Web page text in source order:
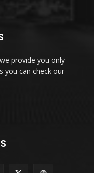
provide you only
you can check our